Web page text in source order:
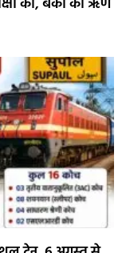
की, बैंकों को ऋण